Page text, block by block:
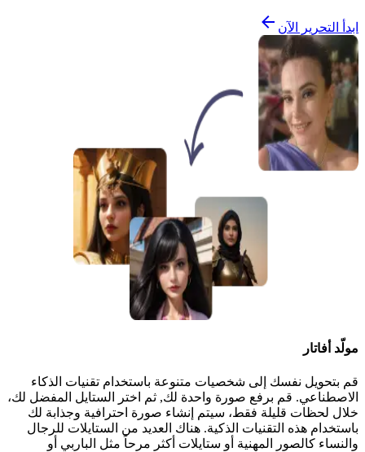
ابدأ التحرير الآن
مولّد أفاتار
قم بتحويل نفسك إلى شخصيات متنوعة باستخدام تقنيات الذكاء
الاصطناعي. قم برفع صورة واحدة لك, ثم اختر الستايل المفضل لك،
خلال لحظات قليلة فقط، سيتم إنشاء صورة احترافية وجذابة لك
باستخدام هذه التقنيات الذكية. هناك العديد من الستايلات للرجال
والنساء كالصور المهنية أو ستايلات أكثر مرحاً مثل الباربي أو